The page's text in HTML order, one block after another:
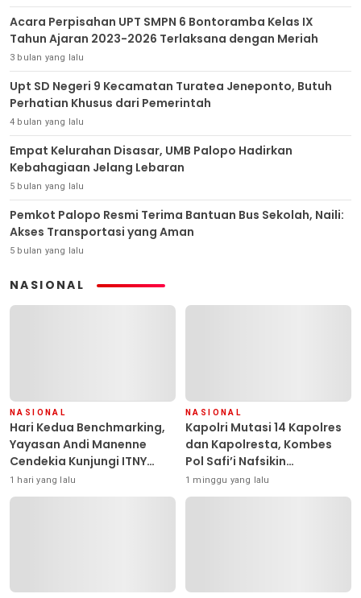
Acara Perpisahan UPT SMPN 6 Bontoramba Kelas IX
Tahun Ajaran 2023-2026 Terlaksana dengan Meriah
3 bulan yang lalu
Upt SD Negeri 9 Kecamatan Turatea Jeneponto, Butuh
Perhatian Khusus dari Pemerintah
4 bulan yang lalu
Empat Kelurahan Disasar, UMB Palopo Hadirkan
Kebahagiaan Jelang Lebaran
5 bulan yang lalu
Pemkot Palopo Resmi Terima Bantuan Bus Sekolah, Naili:
Akses Transportasi yang Aman
5 bulan yang lalu
NASIONAL
NASIONAL
Hari Kedua Benchmarking,
Yayasan Andi Manenne
Cendekia Kunjungi ITNY
Yogyakarta
1 hari yang lalu
NASIONAL
Kapolri Mutasi 14 Kapolres
dan Kapolresta, Kombes
Pol Safi’i Nafsikin
Mengemban Amanah
Pimpin Polresta Kendari
1 minggu yang lalu